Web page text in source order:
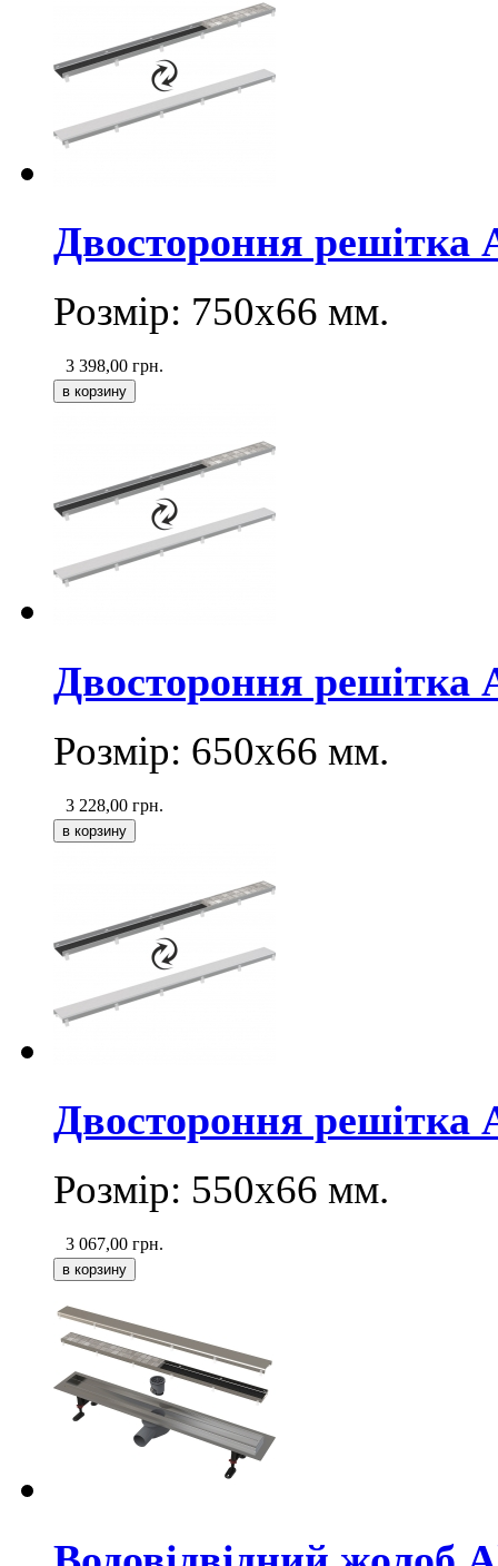
Двостороння pешітка
Розмір: 750х66 мм.
3 398,00 грн.
Двостороння pешітка
Розмір: 650х66 мм.
3 228,00 грн.
Двостороння pешітка
Розмір: 550х66 мм.
3 067,00 грн.